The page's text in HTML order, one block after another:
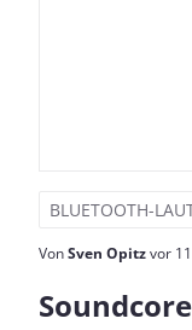
BLUETOOTH-
VonSven Opitzvor